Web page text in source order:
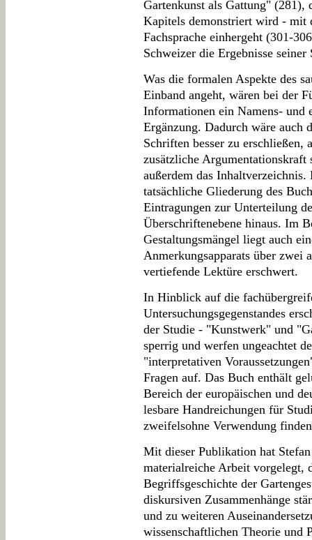
Gartenkunst als Gattung" (281),
Kapitels demonstriert wird - mit
Fachsprache einhergeht (301-
Schweizer die Ergebnisse
Was die formalen Aspekte des
Einband angeht, wären bei der
Informationen ein Namens- und
Ergänzung. Dadurch wäre auch
Schriften besser zu erschließen,
zusätzliche
außerdem das
tatsächliche Gliederung des
Eintragungen zur Unterteilung
Überschriftenebene hinaus. Im
Gestaltungsmängel liegt auch
Anmerkungsapparats über zwei
vertiefende Lektüre erschwert.
In Hinblick auf die
Untersuchungsgegenstandes
der Studie - "Kunstwerk" und
sperrig und werfen ungeachtet
"interpretativen
Fragen auf. Das Buch enthält
Bereich der europäischen und
lesbare Handreichungen für
zweifelsohne Verwendung
Mit dieser Publikation hat
materialreiche Arbeit vorgelegt,
Begriffsgeschichte der
diskursiven Zusammenhänge
und zu weiteren
wissenschaftlichen Theorie und